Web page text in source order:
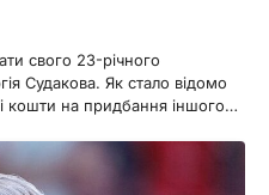
свого 23-річного
Судакова. Як стало відомо
кошти на придбання іншого…